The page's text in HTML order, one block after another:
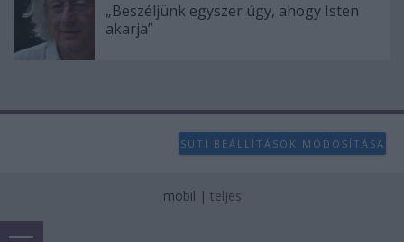
„Beszéljünk egyszer úgy, ahogy Isten
akarja”
SÜTI BEÁLLÍTÁSOK MÓDOSÍTÁSA
mobil | teljes